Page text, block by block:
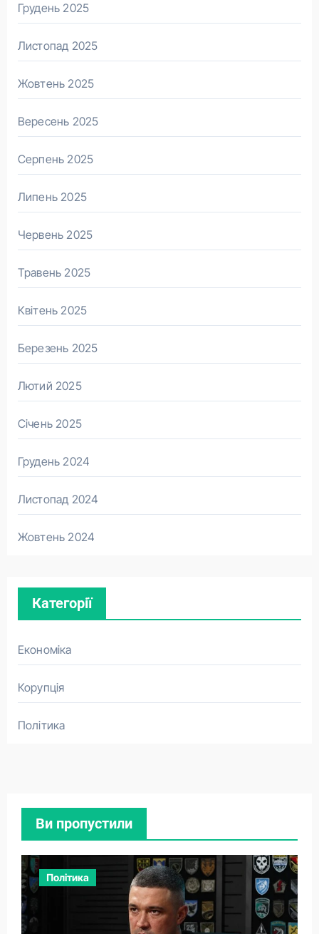
Грудень 2025
Листопад 2025
Жовтень 2025
Вересень 2025
Серпень 2025
Липень 2025
Червень 2025
Травень 2025
Квітень 2025
Березень 2025
Лютий 2025
Січень 2025
Грудень 2024
Листопад 2024
Жовтень 2024
Категорії
Економіка
Корупція
Політика
Ви пропустили
Політика